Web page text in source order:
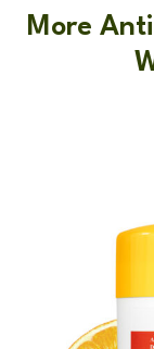
More